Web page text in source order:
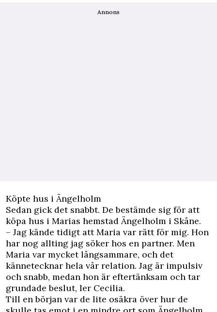
Annons
Köpte hus i Ängelholm
Sedan gick det snabbt. De bestämde sig för att
köpa hus i Marias hemstad Ängelholm i Skåne.
– Jag kände tidigt att Maria var rätt för mig. Hon
har nog allting jag söker hos en partner. Men
Maria var mycket långsammare, och det
kännetecknar hela vår relation. Jag är impulsiv
och snabb, medan hon är eftertänksam och tar
grundade beslut, ler Cecilia.
Till en början var de lite osäkra över hur de